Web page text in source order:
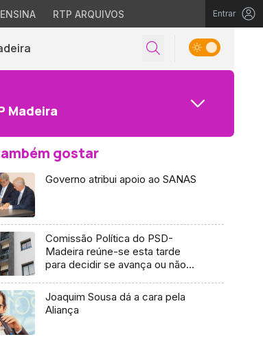
RTP ARQUIVOS Entrar
Madeira
gostar
Governo atribui apoio ao SANAS
Comissão Política do PSD-
Madeira reúne-se esta tarde
para decidir se avança ou não
Joaquim Sousa dá a cara pela
Aliança